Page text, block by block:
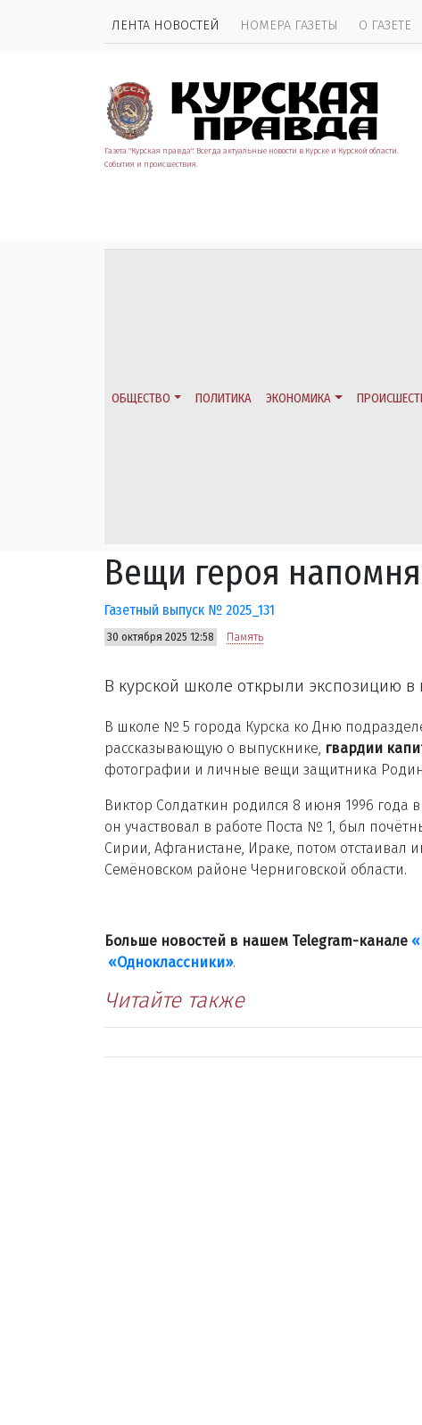
ЛЕНТА НОВОСТЕЙ НОМЕРА ГАЗЕТЫ О ГАЗЕТЕ
Газета "Курская правда". Всегда актуальные новости в Курске и Курской области.
События и происшествия.
ОБЩЕСТВО ПОЛИТИКА ЭКОНОМИКА
Вещи героя
Газетный выпуск № 2025_131
30 октября 2025 12:58 Память
В курской школе открыли экспозицию
В школе № 5 города Курска ко Дню
рассказывающую о выпускнике, гвардии
фотографии и личные вещи защитника
Виктор Солдаткин родился 8 июня 1996
он участвовал в работе Поста № 1, был
Сирии, Афганистане, Ираке, потом отстаивал
Семёновском районе Черниговской области.
Больше новостей в нашем Telegram-канале
«Одноклассники».
Читайте также